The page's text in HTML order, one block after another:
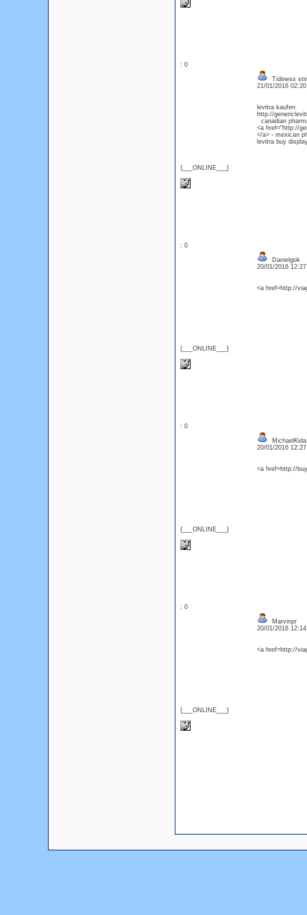
: 0
{___ONLINE___}
Tidiness
21/01/2016
levitra kaufen
http://
canadian
<a href="http://
</a> - mexican
levitra buy
: 0
{___ONLINE___}
Danielgok
20/01/2016
<a href=http://
: 0
{___ONLINE___}
MichaelKida
20/01/2016
<a href=http://
: 0
{___ONLINE___}
Marvinpr
20/01/2016
<a href=http://